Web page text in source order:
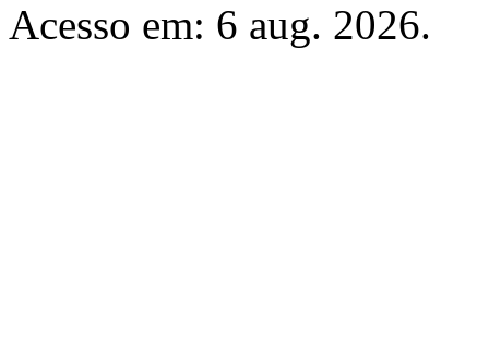
Acesso em: 6 aug. 2026.